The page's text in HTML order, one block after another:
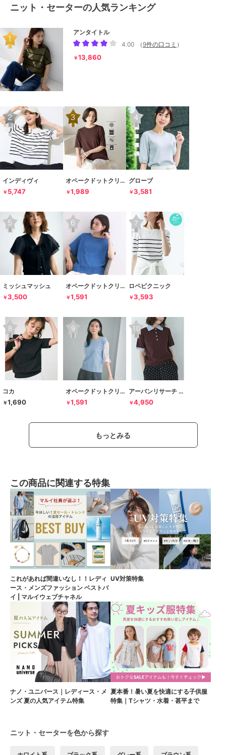
ニット・セーターの人気ランキング
アンタイトル
4.00
（ 9件の口コミ ）
￥13,860
インディヴィ
￥ 5,747
オペークドットクリップ
￥1,989
グローブ
￥3,581
ミッシュマッシュ
￥3,500
オペークドットクリップ
￥1,591
ロペピクニック
￥3,593
コカ
￥1,690
オペークドットクリップ
￥1,591
アーバンリサーチ サニーレーベル
￥4,950
もっとみる
この商品に関連する特集
これがあれば間違いなし！！レディ
ース・メンズファッション ベストバ
イ | マルイウェブチャネル
UV対策特集
ナノ・ユニバース｜レディース・メ
ンズ 夏の人気アイテム特集
夏本番！暑い夏を快適にする子供服
特集｜Tシャツ・水着・甚平まで
ニット・セーターを色から探す